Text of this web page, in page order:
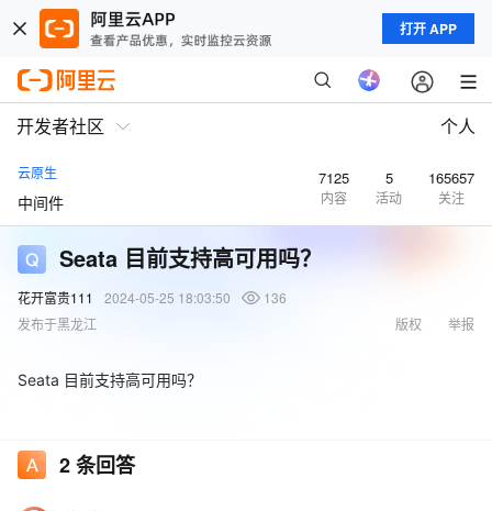
打开 APP
开发者社区 个人
云原生
中间件
7125
内容
5
活动
165657
关注
Seata 目前支持高可用吗？
花开富贵111 2024-05-25 18:03:50
136
发布于黑龙江
举报
版权
Seata 目前支持高可用吗？
2条回答